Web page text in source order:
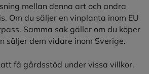
mellan denna art och andra
Om du säljer en vinplanta inom EU
Samma sak gäller om du köper
säljer dem vidare inom Sverige.
få gårdsstöd under vissa villkor.